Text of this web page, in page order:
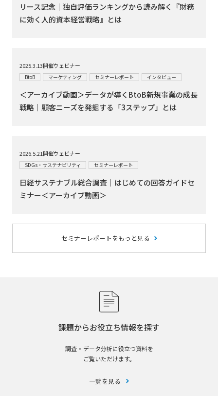
リース記念｜独自評価ランキングから読み解く『財務
に効く人的資本経営戦略』とは
2025.3.13開催ウェビナー
BtoB マーケティング セミナーレポート インタビュー
＜アーカイブ動画＞データが導くBtoB新規事業の成長
戦略｜顧客ニーズを発掘する「3ステップ」とは
2026.5.21開催ウェビナー
SDGs・サステナビリティ セミナーレポート
日経サステナブル総合調査｜はじめての回答ガイドセ
ミナー＜アーカイブ動画＞
セミナーレポートをもっと見る
課題からお役立ち情報を探す
調査・データ分析に役立つ資料を
ご覧いただけます。
一覧を見る